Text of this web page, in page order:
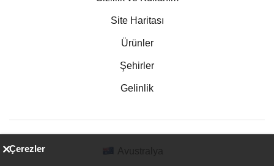
Site Haritası
Ürünler
Şehirler
Gelinlik
Çerezler